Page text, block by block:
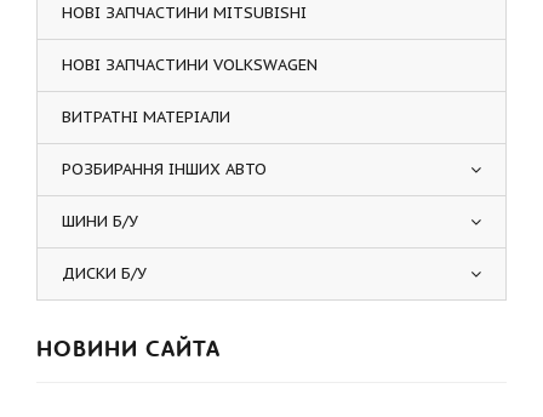
НОВІ ЗАПЧАСТИНИ MITSUBISHI
НОВІ ЗАПЧАСТИНИ VOLKSWAGEN
ВИТРАТНІ МАТЕРІАЛИ
РОЗБИРАННЯ ІНШИХ АВТО
ШИНИ Б/У
ДИСКИ Б/У
НОВИНИ САЙТА